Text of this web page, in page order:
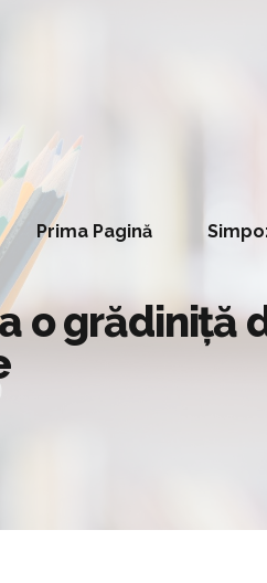
Prima Pagină
o grădiniță